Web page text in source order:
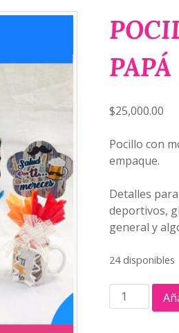
PAPÁ
$25,000.00
Pocillo con
empaque.
Detalles
deportivos,
general y
24 disponibles
POCILLO
DECORADO